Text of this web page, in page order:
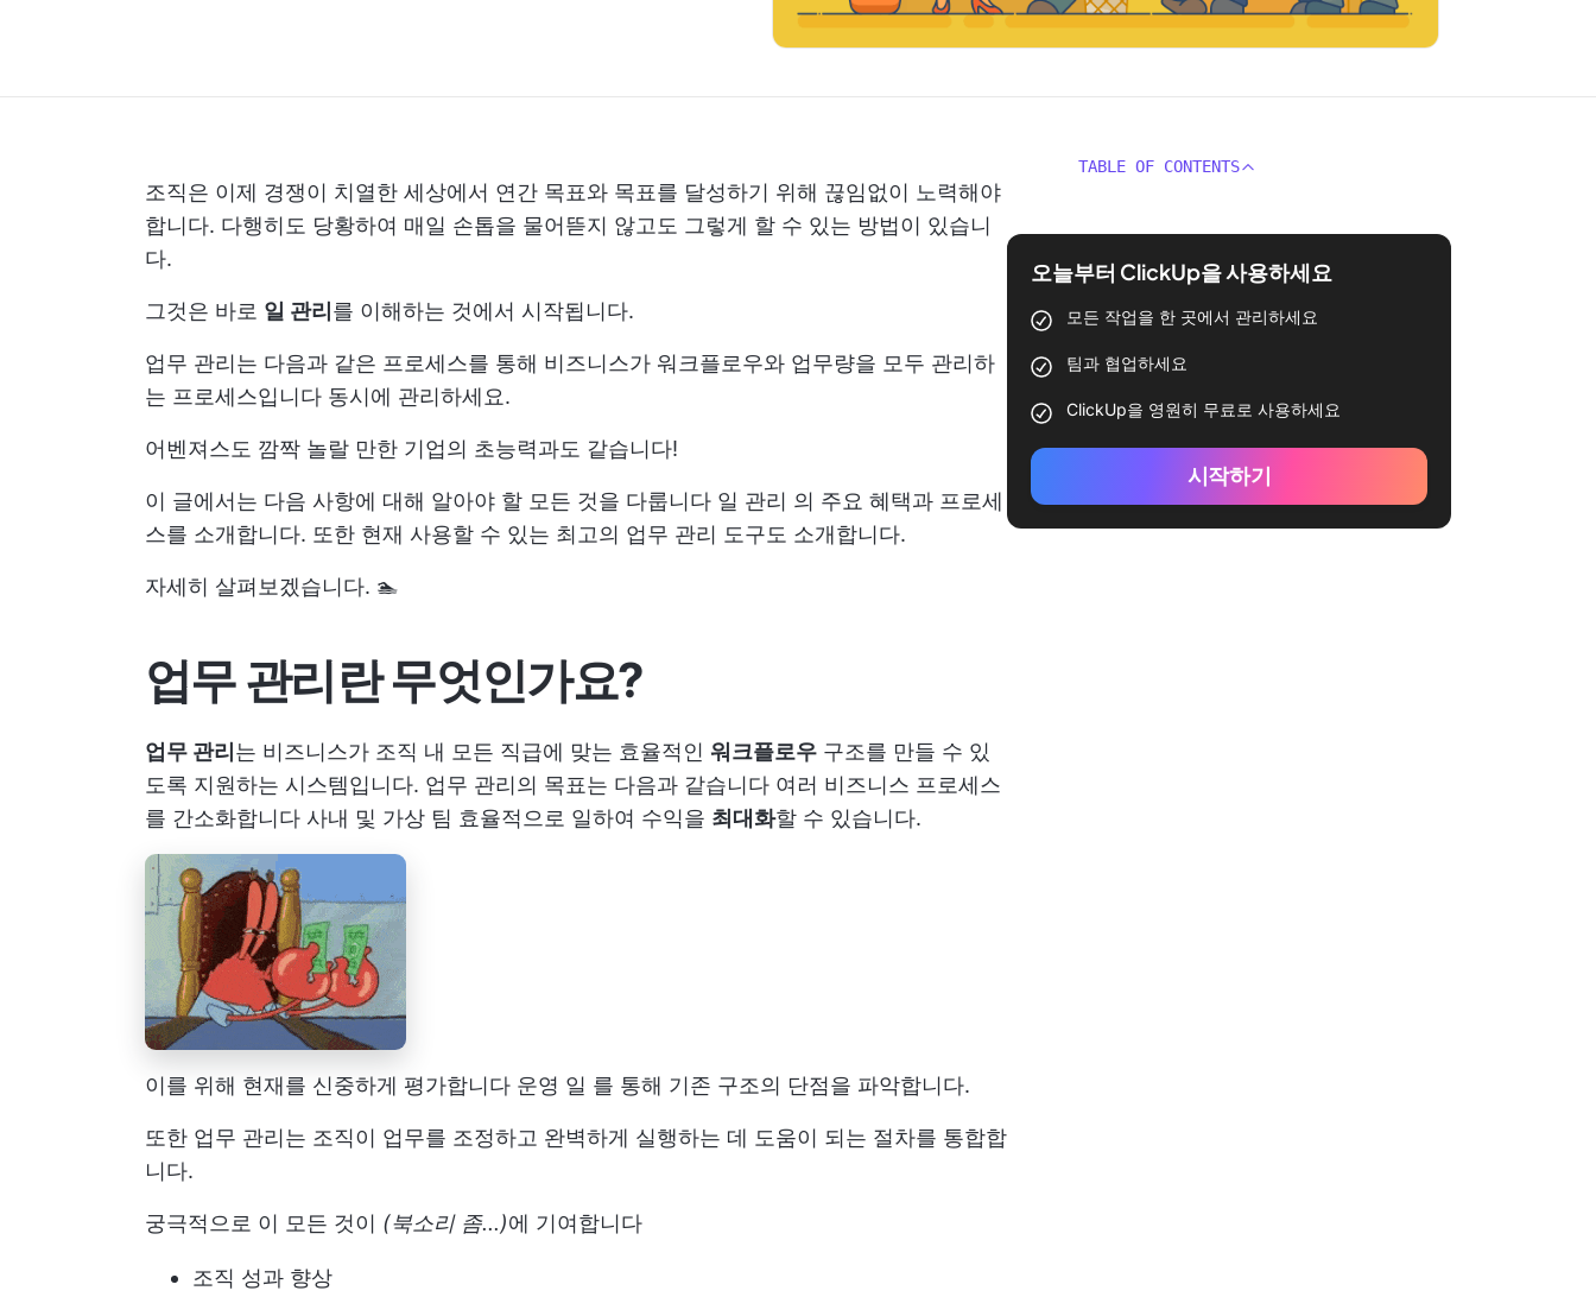
조직은 이제 경쟁이 치열한 세상에서 연간 목표와 목표를 달성하기 위해 끊임없이 노력해야
합니다. 다행히도 당황하여 매일 손톱을 물어뜯지 않고도 그렇게 할 수 있는 방법이 있습니
다.
그것은 바로 일 관리 를 이해하는 것에서 시작됩니다.
업무 관리는 다음과 같은 프로세스를 통해 비즈니스가 워크플로우와 업무량을 모두 관리하
는 프로세스입니다 동시에 관리하세요.
어벤져스도 깜짝 놀랄 만한 기업의 초능력과도 같습니다!
이 글에서는 다음 사항에 대해 알아야 할 모든 것을 다룹니다 일 관리 의 주요 혜택과 프로세
스를 소개합니다. 또한 현재 사용할 수 있는 최고의 업무 관리 도구도 소개합니다.
자세히 살펴보겠습니다. 🏊
업무 관리란 무엇인가요?
업무 관리 는 비즈니스가 조직 내 모든 직급에 맞는 효율적인 워크플로우 구조를 만들 수 있
도록 지원하는 시스템입니다. 업무 관리의 목표는 다음과 같습니다 여러 비즈니스 프로세스
를 간소화합니다 사내 및 가상 팀 효율적으로 일하여 수익을 최대화할 수 있습니다.
이를 위해 현재를 신중하게 평가합니다 운영 일 를 통해 기존 구조의 단점을 파악합니다.
또한 업무 관리는 조직이 업무를 조정하고 완벽하게 실행하는 데 도움이 되는 절차를 통합합
니다.
궁극적으로 이 모든 것이 (북소리 좀...)에 기여합니다
조직 성과 향상
TABLE OF CONTENTS
오늘부터 ClickUp을 사용하세요
모든 작업을 한 곳에서 관리하세요
팀과 협업하세요
ClickUp을 영원히 무료로 사용하세요
시작하기